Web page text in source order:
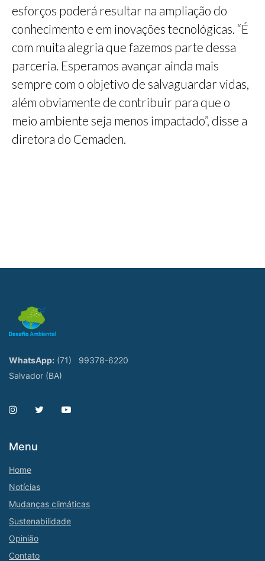
esforços poderá resultar na ampliação do
conhecimento e em inovações tecnológicas. “É
com muita alegria que fazemos parte dessa
parceria. Esperamos avançar ainda mais
sempre com o objetivo de salvaguardar vidas,
além obviamente de contribuir para que o
meio ambiente seja menos impactado”, disse a
diretora do Cemaden.
WhatsApp: (71)
99378-6220
Salvador (BA)
Menu
Home
Notícias
Mudanças climáticas
Sustenabilidade
Opinião
Contato